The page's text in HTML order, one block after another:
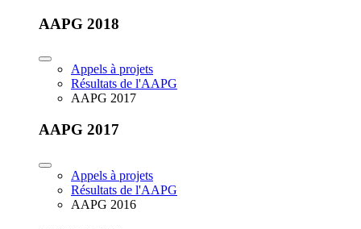
AAPG 2018
Appels à projets
Résultats de l'AAPG
AAPG 2017
AAPG 2017
Appels à projets
Résultats de l'AAPG
AAPG 2016